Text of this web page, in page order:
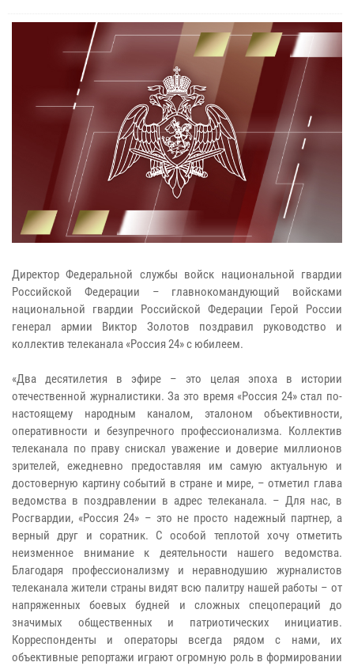
Директор Федеральной службы войск национальной гвардии
Российской Федерации – главнокомандующий войсками
национальной гвардии Российской Федерации Герой России
генерал армии Виктор Золотов поздравил руководство и
коллектив телеканала «Россия 24» с юбилеем.
«Два десятилетия в эфире – это целая эпоха в истории
отечественной журналистики. За это время «Россия 24» стал по-
настоящему народным каналом, эталоном объективности,
оперативности и безупречного профессионализма. Коллектив
телеканала по праву снискал уважение и доверие миллионов
зрителей, ежедневно предоставляя им самую актуальную и
достоверную картину событий в стране и мире, – отметил глава
ведомства в поздравлении в адрес телеканала. – Для нас, в
Росгвардии, «Россия 24» – это не просто надежный партнер, а
верный друг и соратник. С особой теплотой хочу отметить
неизменное внимание к деятельности нашего ведомства.
Благодаря профессионализму и неравнодушию журналистов
телеканала жители страны видят всю палитру нашей работы – от
напряженных боевых будней и сложных спецопераций до
значимых общественных и патриотических инициатив.
Корреспонденты и операторы всегда рядом с нами, их
объективные репортажи играют огромную роль в формировании